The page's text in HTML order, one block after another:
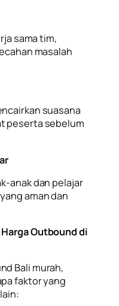
sama tim,
masalah
suasana
peserta sebelum
anak dan pelajar
aman dan
Outbound di
Bali murah,
faktor yang